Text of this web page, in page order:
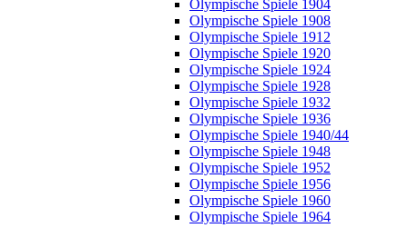
Olympische Spiele 1904
Olympische Spiele 1908
Olympische Spiele 1912
Olympische Spiele 1920
Olympische Spiele 1924
Olympische Spiele 1928
Olympische Spiele 1932
Olympische Spiele 1936
Olympische Spiele 1940/44
Olympische Spiele 1948
Olympische Spiele 1952
Olympische Spiele 1956
Olympische Spiele 1960
Olympische Spiele 1964